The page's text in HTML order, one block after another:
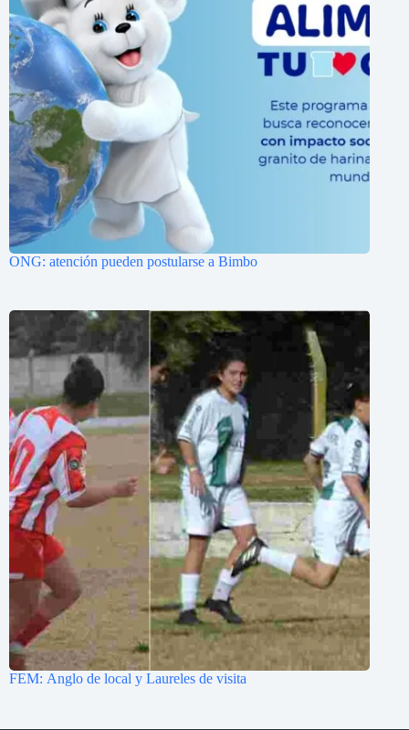
ONG: atención pueden postularse a Bimbo
FEM: Anglo de local y Laureles de visita